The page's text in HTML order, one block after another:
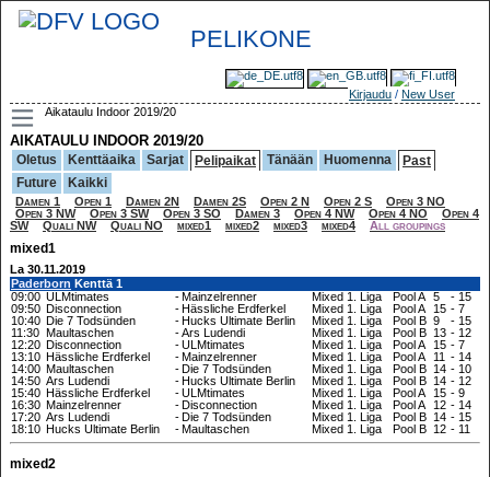
PELIKONE
Kirjaudu / New User
Aikataulu Indoor 2019/20
AIKATAULU INDOOR 2019/20
Oletus Kenttäaika Sarjat Pelipaikat Tänään Huomenna
Past
Future
Kaikki
Damen 1 Open 1 Damen 2N Damen 2S Open 2 N Open 2 S
Open 3 NO
Open 3 NW
Open 3 SW Open 3 SO Damen 3 Open 4 NW Open 4 NO
Open 4
SW
Quali NW Quali NO mixed1 mixed2 mixed3 mixed4 All groupings
mixed1
La 30.11.2019
Paderborn Kenttä 1
09:00 ULMtimates -Mainzelrenner Mixed 1. Liga Pool A 5 - 15
09:50 Disconnection -Hässliche Erdferkel Mixed 1. Liga Pool A 15 - 7
10:40 Die 7 Todsünden -Hucks Ultimate Berlin Mixed 1. Liga Pool B 9 - 15
11:30 Maultaschen -Ars Ludendi Mixed 1. Liga Pool B 13 - 12
12:20 Disconnection -ULMtimates Mixed 1. Liga Pool A 15 - 7
13:10 Hässliche Erdferkel -Mainzelrenner Mixed 1. Liga Pool A 11 - 14
14:00 Maultaschen -Die 7 Todsünden Mixed 1. Liga Pool B 14 - 10
14:50 Ars Ludendi -Hucks Ultimate Berlin Mixed 1. Liga Pool B 14 - 12
15:40 Hässliche Erdferkel -ULMtimates Mixed 1. Liga Pool A 15 - 9
16:30 Mainzelrenner -Disconnection Mixed 1. Liga Pool A 12 - 14
17:20 Ars Ludendi -Die 7 Todsünden Mixed 1. Liga Pool B 14 - 15
18:10 Hucks Ultimate Berlin -Maultaschen Mixed 1. Liga Pool B 12 - 11
mixed2